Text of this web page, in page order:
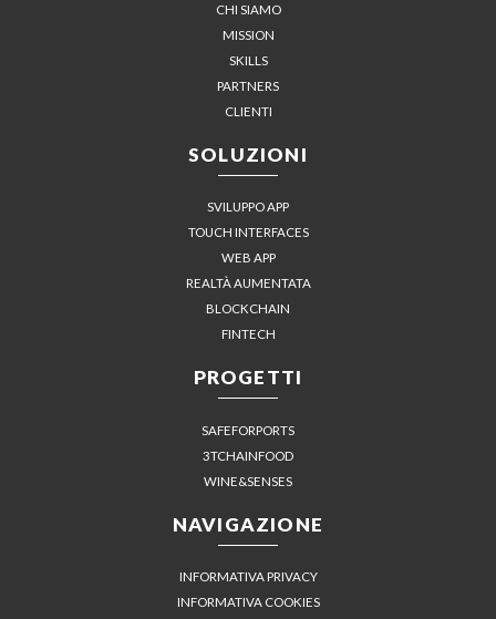
CHI SIAMO
MISSION
SKILLS
PARTNERS
CLIENTI
SOLUZIONI
SVILUPPO APP
TOUCH INTERFACES
WEB APP
REALTÀ AUMENTATA
BLOCKCHAIN
FINTECH
PROGETTI
SAFEFORPORTS
3TCHAINFOOD
WINE&SENSES
NAVIGAZIONE
INFORMATIVA PRIVACY
INFORMATIVA COOKIES